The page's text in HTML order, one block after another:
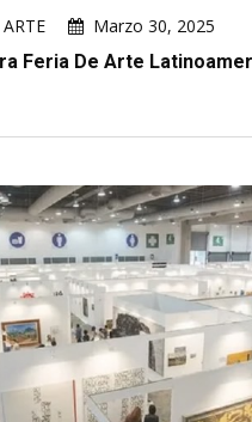
Marzo 30, 2025
Feria De Arte